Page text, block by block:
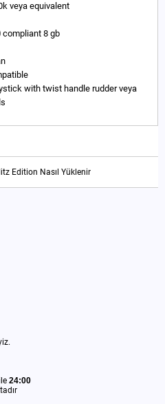
veya equivalent
compliant 8 gb
with twist handle rudder veya
Edition Nasıl Yüklenir
ile 24:00